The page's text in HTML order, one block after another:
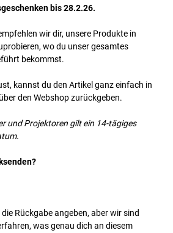
bis 28.2.26.
wir dir, unsere Produkte in
wo du unser gesamtes
bekommst.
kannst du den Artikel ganz einfach in
den Webshop zurückgeben.
und Projektoren gilt ein 14-tägiges
Rückgabe angeben, aber wir sind
was genau dich an diesem